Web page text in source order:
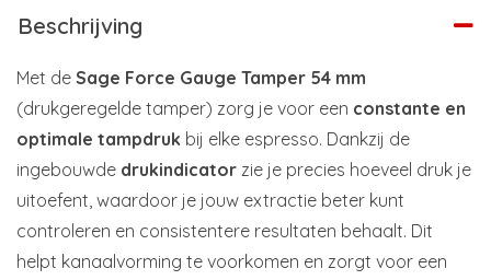
Beschrijving
Met de Sage Force Gauge Tamper 54 mm
(drukgeregelde tamper) zorg je voor een constante en
optimale tampdruk bij elke espresso. Dankzij de
ingebouwde drukindicator zie je precies hoeveel druk je
uitoefent, waardoor je jouw extractie beter kunt
controleren en consistentere resultaten behaalt. Dit
helpt kanaalvorming te voorkomen en zorgt voor een